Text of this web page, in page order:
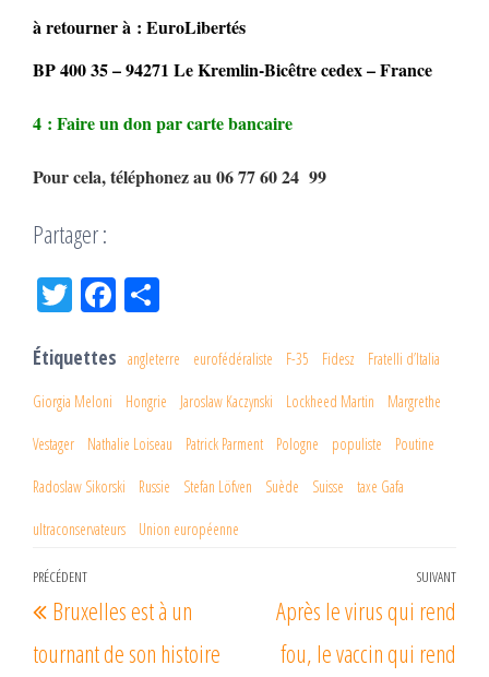
à retourner à : EuroLibertés
BP 400 35 – 94271 Le Kremlin-Bicêtre cedex – France
4 : Faire un don par carte bancaire
Pour cela, téléphonez au 06 77 60 24 99
Partager :
Tw
er
Fac
oo
k
ge
r
Étiquettes angleterre eurofédéraliste F-35 Fidesz Fratelli d’Italia
Giorgia Meloni Hongrie Jaroslaw Kaczynski Lockheed Martin Margrethe
Vestager Nathalie Loiseau Patrick Parment Pologne populiste Poutine
Radoslaw Sikorski Russie Stefan Löfven Suède Suisse taxe Gafa
ultraconservateurs Union européenne
Navigation
de
l’article
Article
précédent
PRÉCÉDENT
Bruxelles est à un
tournant de son histoire
SUIVANT
Après le virus qui rend
fou, le vaccin qui rend